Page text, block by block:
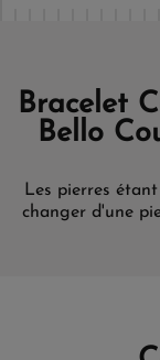
Bracelet
Bello
Les pierres
changer d'une